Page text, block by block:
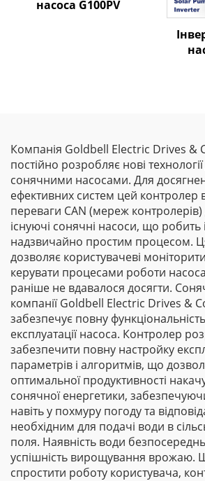
насоса G100PV
Компанія Goldbell Electric Drives &
постійно розробляє нові
сонячними насосами. Для
ефективних систем цей контролер
переваги CAN (мереж контролерів)
існуючі сонячні насоси, що робить
надзвичайно простим процесом.
дозволяє користувачеві
керувати процесами роботи насоса
раніше не вдавалося досягти.
компанії Goldbell Electric Drives &
забезпечує повну
експлуатації насоса. Контролер
забезпечити повну настройку
параметрів і алгоритмів, що
оптимальної продуктивності
сонячної енергетики,
навіть у похмуру погоду та
необхідним для подачі води в
поля. Наявність води
успішність вирощування врожаю.
спростити роботу користувача,